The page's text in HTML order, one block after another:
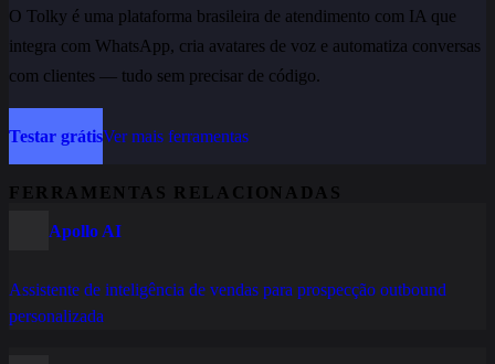
O Tolky é uma plataforma brasileira de atendimento com IA que
integra com WhatsApp, cria avatares de voz e automatiza conversas
com clientes — tudo sem precisar de código.
Testar grátisVer mais ferramentas
FERRAMENTAS RELACIONADAS
Apollo AI
Assistente de inteligência de vendas para prospecção outbound
personalizada